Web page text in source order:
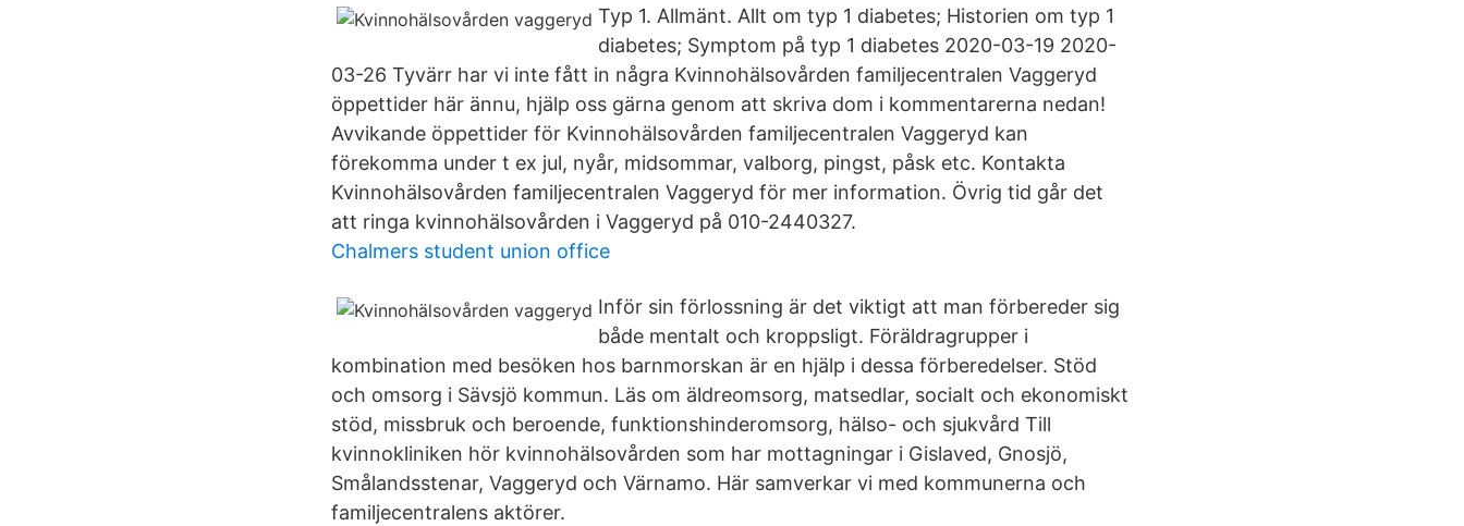
Typ 1. Allmänt. Allt om typ 1 diabetes; Historien om typ 1
diabetes; Symptom på typ 1 diabetes 2020-03-19 2020-
03-26 Tyvärr har vi inte fått in några Kvinnohälsovården familjecentralen Vaggeryd
öppettider här ännu, hjälp oss gärna genom att skriva dom i kommentarerna nedan!
Avvikande öppettider för Kvinnohälsovården familjecentralen Vaggeryd kan
förekomma under t ex jul, nyår, midsommar, valborg, pingst, påsk etc. Kontakta
Kvinnohälsovården familjecentralen Vaggeryd för mer information. Övrig tid går det
att ringa kvinnohälsovården i Vaggeryd på 010-2440327.
Chalmers student union office
Inför sin förlossning är det viktigt att man förbereder sig
både mentalt och kroppsligt. Föräldragrupper i
kombination med besöken hos barnmorskan är en hjälp i dessa förberedelser. Stöd
och omsorg i Sävsjö kommun. Läs om äldreomsorg, matsedlar, socialt och ekonomiskt
stöd, missbruk och beroende, funktionshinderomsorg, hälso- och sjukvård Till
kvinnokliniken hör kvinnohälsovården som har mottagningar i Gislaved, Gnosjö,
Smålandsstenar, Vaggeryd och Värnamo. Här samverkar vi med kommunerna och
familjecentralens aktörer.